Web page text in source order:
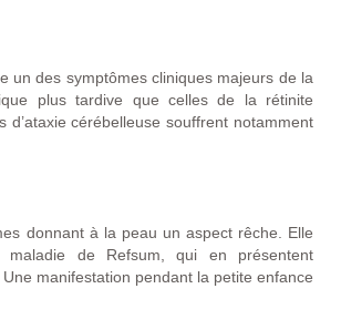
un des symptômes cliniques majeurs de la
plus tardive que celles de la rétinite
cérébelleuse souffrent notamment
donnant à la peau un aspect rêche. Elle
maladie de Refsum, qui en présentent
manifestation pendant la petite enfance